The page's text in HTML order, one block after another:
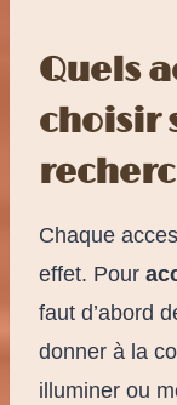
Quels
choisir
Chaque
effet. Pour
faut d’abord
donner à la
illuminer ou